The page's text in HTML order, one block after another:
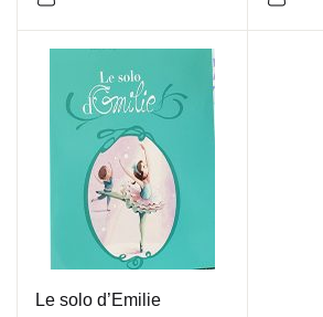
Le solo d’Emilie